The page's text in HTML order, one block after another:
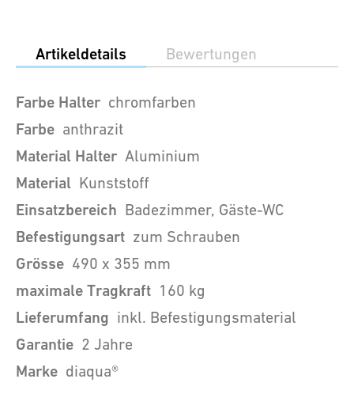
Artikeldetails Bewertungen
Farbe Halter chromfarben
Farbe anthrazit
Material Halter Aluminium
Material Kunststoff
Einsatzbereich Badezimmer, Gäste-WC
Befestigungsart zum Schrauben
Grösse 490 x 355 mm
maximale Tragkraft 160 kg
Lieferumfang inkl. Befestigungsmaterial
Garantie 2 Jahre
Marke diaqua®